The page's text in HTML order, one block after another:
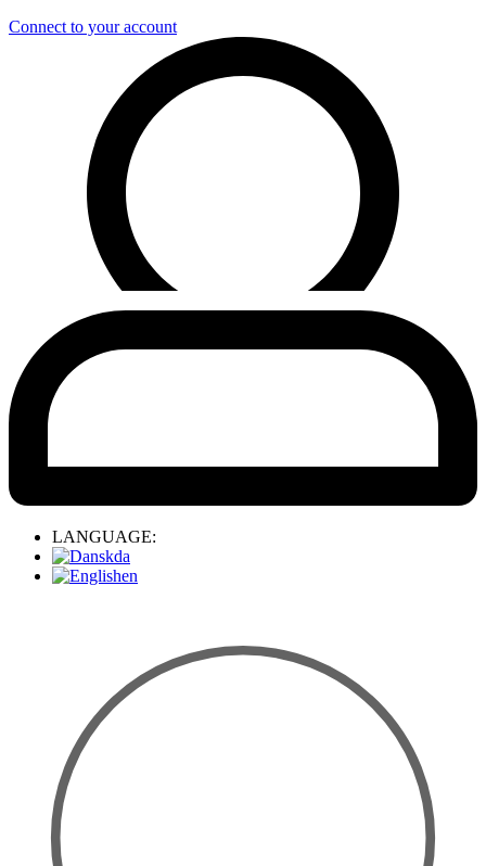
Connect to your account
LANGUAGE:
da
en